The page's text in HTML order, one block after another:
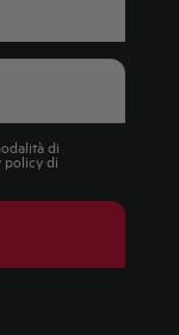
di
policydi